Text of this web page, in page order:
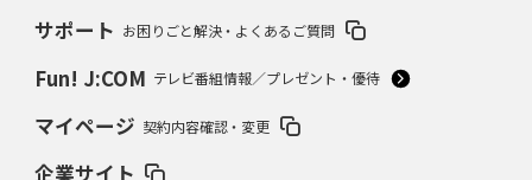
サポート お困りごと解決・よくあるご質問
Fun! J:COM テレビ番組情報／プレゼント・優待
マイページ 契約内容確認・変更
企業サイト